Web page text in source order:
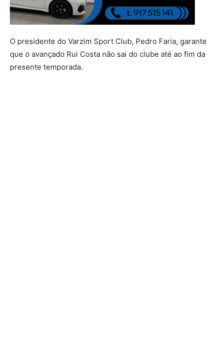
O presidente do Varzim Sport Club, Pedro Faria, garante
que o avançado Rui Costa não sai do clube até ao fim da
presente temporada.